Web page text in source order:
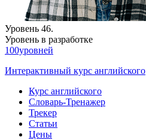
Уровень 46.
Уровень в разработке
100уровней
Интерактивный курс английского
Курс английского
Словарь-Тренажер
Трекер
Статьи
Цены